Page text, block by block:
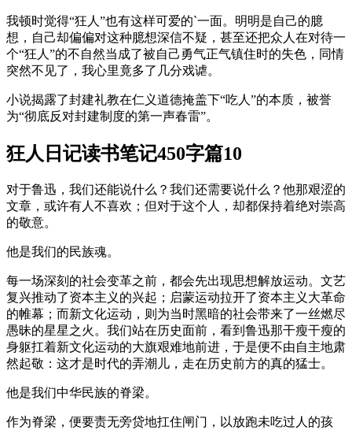
我顿时觉得“狂人”也有这样可爱的`一面。明明是自己的臆
想，自己却偏偏对这种臆想深信不疑，甚至还把众人在对待一
个“狂人”的不自然当成了被自己勇气正气镇住时的失色，同情
突然不见了，我心里竟多了几分戏谑。
小说揭露了封建礼教在仁义道德掩盖下“吃人”的本质，被誉
为“彻底反对封建制度的第一声春雷”。
狂人日记读书笔记450字篇10
对于鲁迅，我们还能说什么？我们还需要说什么？他那艰涩的
文章，或许有人不喜欢；但对于这个人，却都保持着绝对崇高
的敬意。
他是我们的民族魂。
每一场深刻的社会变革之前，都会先出现思想解放运动。文艺
复兴推动了资本主义的兴起；启蒙运动拉开了资本主义大革命
的帷幕；而新文化运动，则为当时黑暗的社会带来了一丝燃尽
愚昧的星星之火。我们站在历史面前，看到鲁迅那干瘦干瘦的
身躯扛着新文化运动的大旗艰难地前进，于是便不由自主地肃
然起敬：这才是时代的弄潮儿，走在历史前方的真的猛士。
他是我们中华民族的脊梁。
作为脊梁，便要责无旁贷地扛住闸门，以放跑未吃过人的孩